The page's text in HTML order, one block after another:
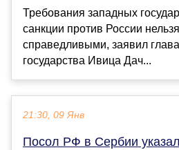
Требования западных
санкции против России
справедливыми, заявил
государства Ивица Дач...
21:30, 09 Янв
Посол РФ в Сербии